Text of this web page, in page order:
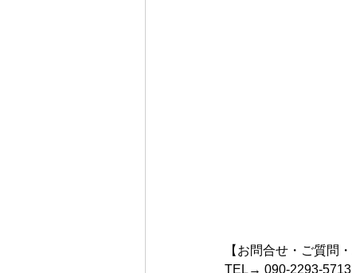
【お問合せ・ご質問
TEL→ 090-2293-5713